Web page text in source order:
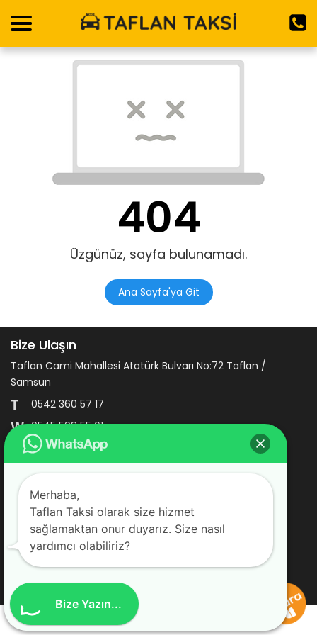
404
Üzgünüz, sayfa bulunamadı.
Ana Sayfa'ya Git
Bize Ulaşın
Taflan Cami Mahallesi Atatürk Bulvarı No:72 Taflan /
Samsun
T 0542 360 57 17
W 0545 598 55 61
info@taflantaksi.com.tr
Tüm Hakları Saklıdır © 2026 - Taflan Taksi
web tasarım : webzane
Bize Yazın...
Merhaba,
Taflan Taksi olarak size hizmet
sağlamaktan onur duyarız. Size nasıl
yardımcı olabiliriz?